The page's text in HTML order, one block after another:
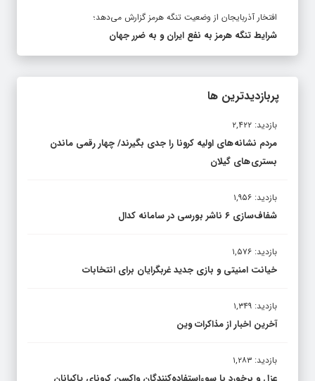
افتخار آذربایجان از وضعیت تنگه هرمز گزارش می‌دهد؛
شرایط تنگه هرمز به نفع ایران و به ضرر جهان
پربازدیدترین ها
بازدید: ۲,۴۲۲
مردم نشانه های اولیه کرونا را جدی بگیرند/ چهار رقمی ماندن
بستری های گیلان
بازدید: ۱,۹۵۶
شفاف‌سازی ۶ ناشر بورسی در سامانه کدال
بازدید: ۱,۵۷۶
خیانت امنیتی و بازی جدید غربگرایان برای انتخابات
بازدید: ۱,۳۴۹
آخرین اخبار از مذاکرات وین
بازدید: ۱,۲۸۳